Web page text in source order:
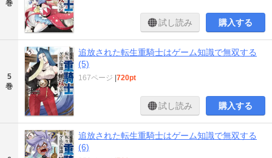
巻
試し読み 購入する
5
巻
追放された転生重騎士はゲーム知識で無双する
(5)
167ページ |720pt
試し読み 購入する
追放された転生重騎士はゲーム知識で無双する
(6)